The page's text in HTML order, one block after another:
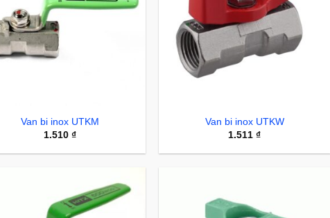
Van bi inox UTKM
1.510 ₫
Van bi inox UTKW
1.511₫